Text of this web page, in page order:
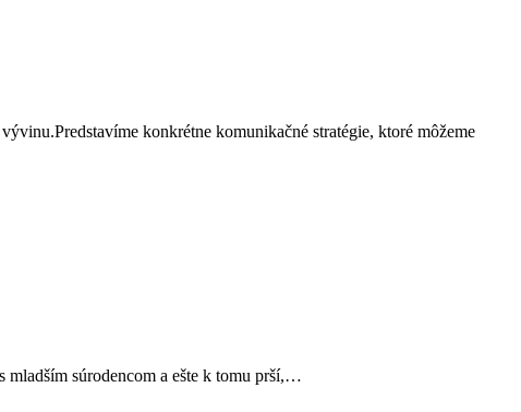
konkrétne komunikačné stratégie, ktoré môžeme
súrodencom a ešte k tomu prší,…